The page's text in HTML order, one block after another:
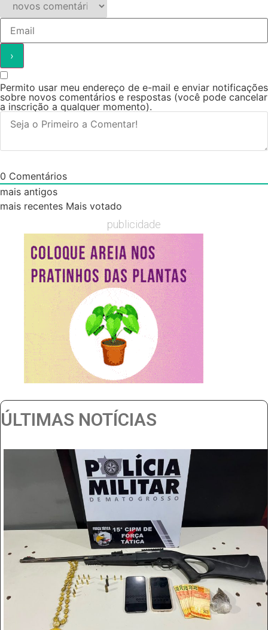
Permito usar meu endereço de e-mail e enviar notificações
sobre novos comentários e respostas (você pode cancelar
a inscrição a qualquer momento).
0 Comentários
mais antigos
mais recentes Mais votado
publicidade
ÚLTIMAS NOTÍCIAS